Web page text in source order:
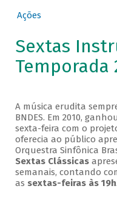
Ações
Sextas
Temporada
A música erudita
BNDES. Em 2010,
sexta-feira com o
oferecia ao público
Orquestra Sinfônica
Sextas Clássicas
semanais, contando
as sextas-feiras às 19h.